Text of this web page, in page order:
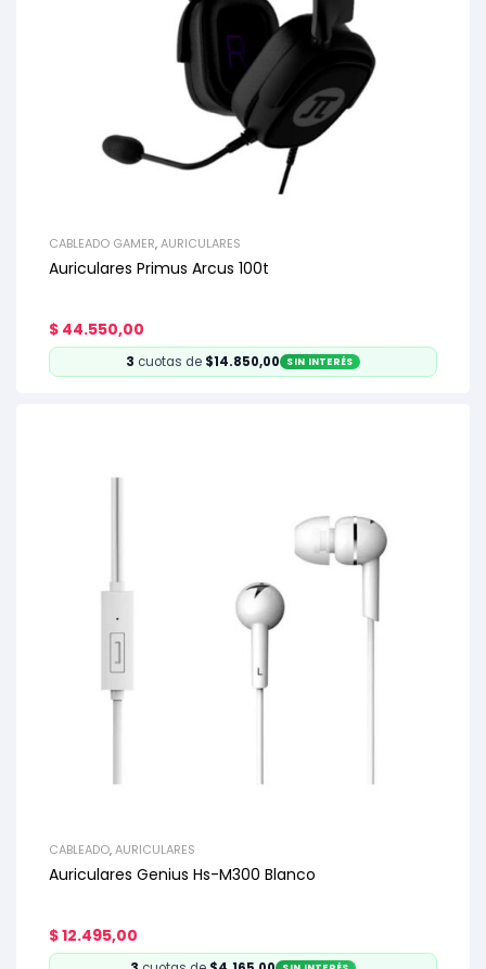
CABLEADO GAMER,AURICULARES
Auriculares Primus Arcus 100t
$ 44.550,00
3 cuotas de $14.850,00 SIN INTERÉS
CABLEADO,AURICULARES
Auriculares Genius Hs-M300 Blanco
$12.495,00